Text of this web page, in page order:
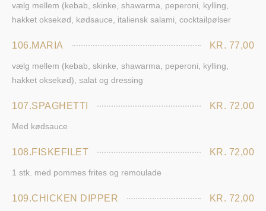
vælg mellem (kebab, skinke, shawarma, peperoni, kylling,
hakket oksekød, kødsauce, italiensk salami, cocktailpølser
106.MARIA KR. 77,00
vælg mellem (kebab, skinke, shawarma, peperoni, kylling,
hakket oksekød), salat og dressing
107.SPAGHETTI KR. 72,00
Med kødsauce
108.FISKEFILET KR. 72,00
1 stk. med pommes frites og remoulade
109.CHICKEN DIPPER KR. 72,00